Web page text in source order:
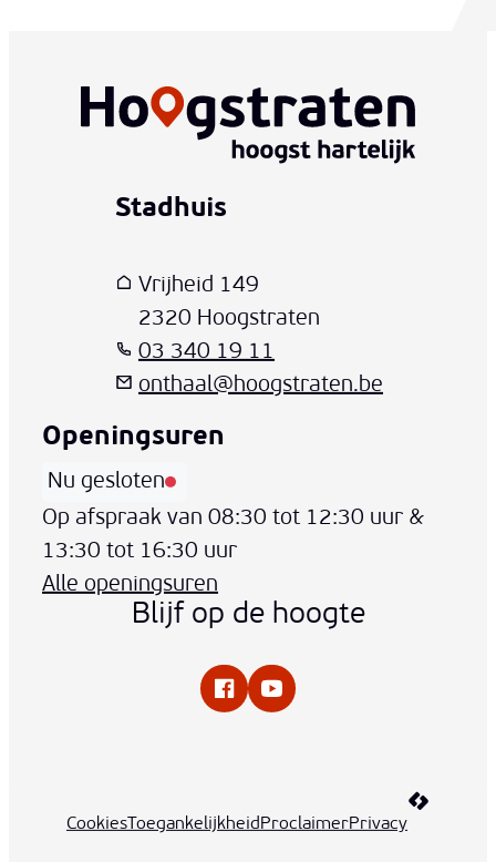
www-contact-text-name
Stadhuis
Adres
Vrijheid 149
,2320 Hoogstraten
03 340 19 11
E-mail
onthaal@hoogstraten.be
Openingsuren
Vandaag
Nu gesloten
Op afspraak van 08:30 tot 12:30 uur &
13:30 tot 16:30 uur
Alle openingsuren
Blijf op de hoogte
FacebookYouTube
Cookies ToegankelijkheidProclaimerPrivacy
LCP nv